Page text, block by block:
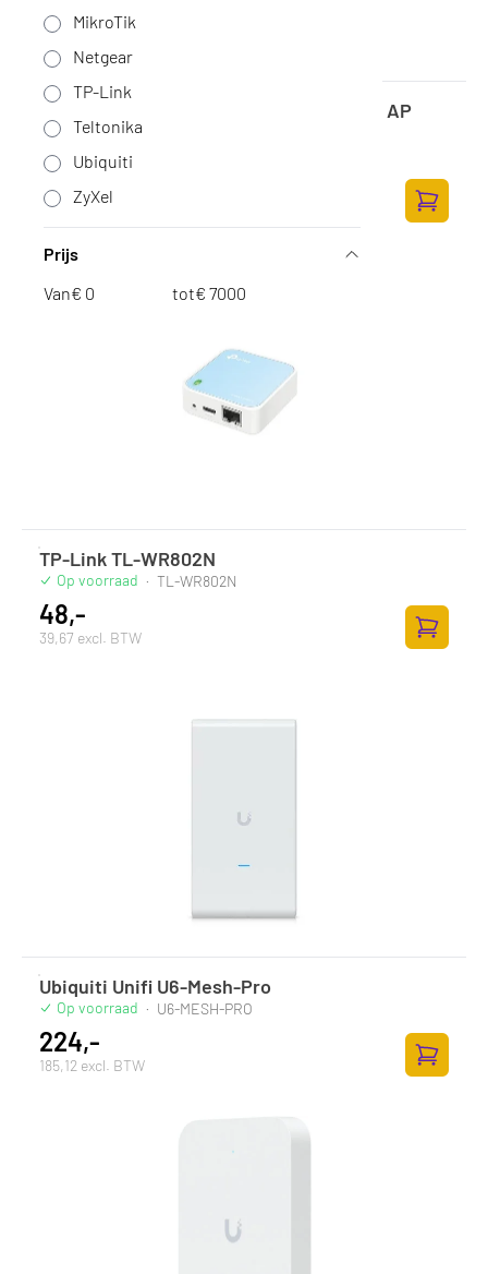
MikroTik
Netgear
TP-Link
Teltonika
Ubiquiti
ZyXel
Prijs
Van€ tot€
Ubiquiti UniFi 6 Pro Access Point Wifi 6 AP
5,3Gbps 300+ clients
Op voorraad
172,-
142,15 excl. BTW
TP-Link TL-WR802N
Op voorraad · TL-WR802N
48,-
39,67 excl. BTW
Ubiquiti Unifi U6-Mesh-Pro
Op voorraad · U6-MESH-PRO
224,-
185,12 excl. BTW